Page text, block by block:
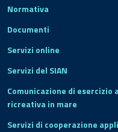
Normativa
Documenti
Servizi online
Servizi del SIAN
Comunicazione di
ricreativa in mare
Servizi di cooperazione